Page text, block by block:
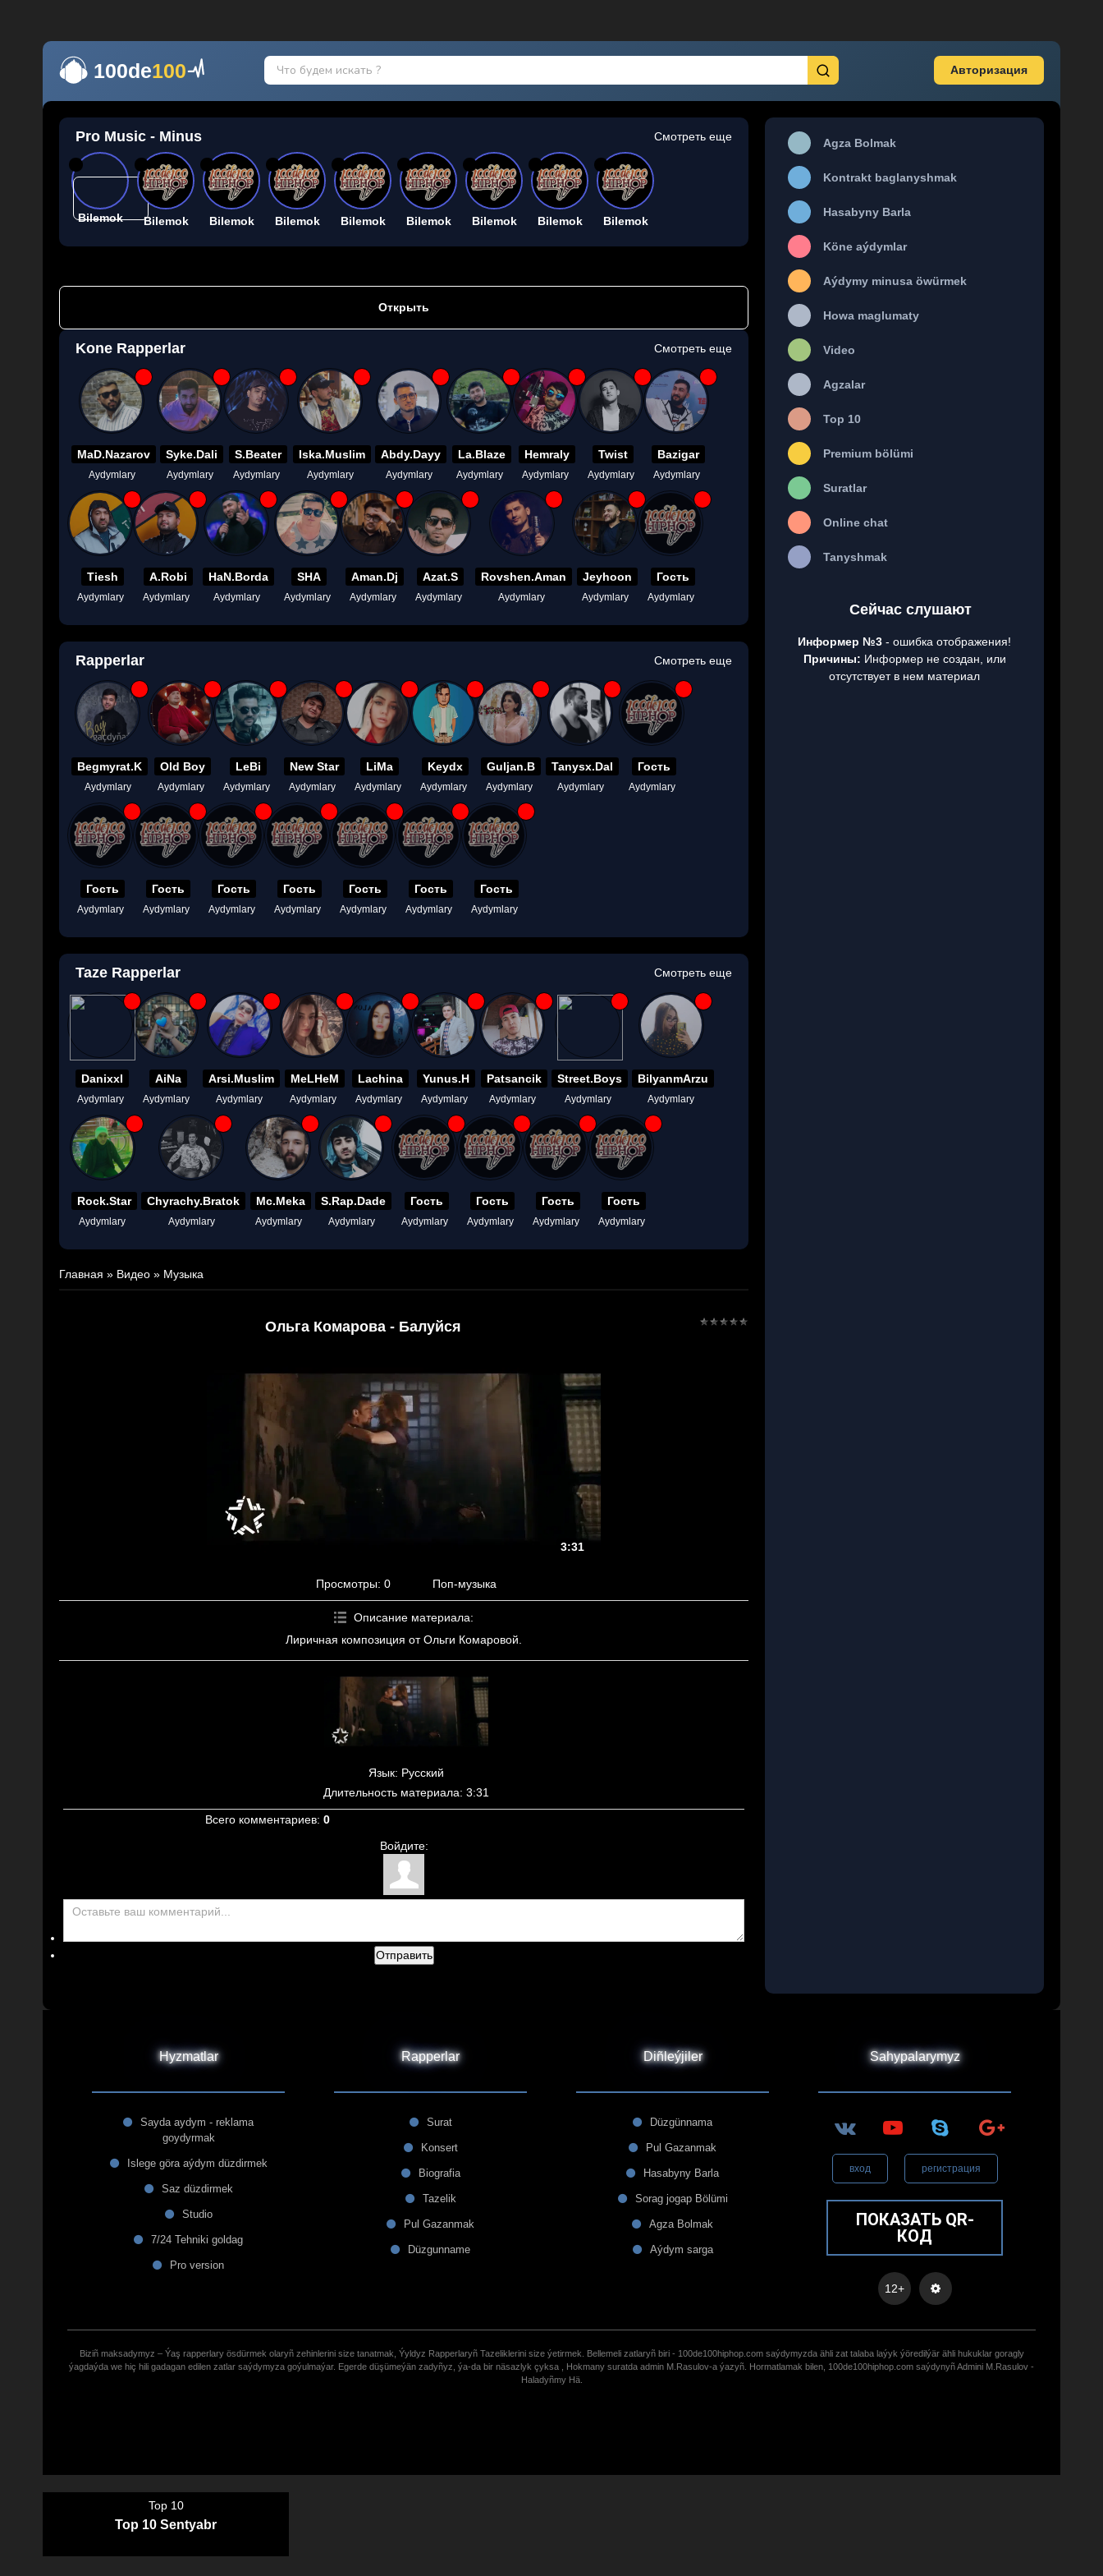
100de100 Авторизация
Pro Music - Minus Смотреть еще
Bilemok Bilemok Bilemok Bilemok Bilemok Bilemok Bilemok Bilemok Bilemok
Открыть
Kone Rapperlar Смотреть еще
MaD.Nazarov
Aydymlary
Syke.Dali
Aydymlary
S.Beater
Aydymlary
Iska.Muslim
Aydymlary
Abdy.Dayy
Aydymlary
La.Blaze
Aydymlary
Hemraly
Aydymlary
Twist
Aydymlary
Bazigar
Aydymlary
Tiesh
Aydymlary
A.Robi
Aydymlary
HaN.Borda
Aydymlary
SHA
Aydymlary
Aman.Dj
Aydymlary
Azat.S
Aydymlary
Rovshen.Aman
Aydymlary
Jeyhoon
Aydymlary
Гость
Aydymlary
Rapperlar Смотреть еще
Begmyrat.K
Aydymlary
Old Boy
Aydymlary
LeBi
Aydymlary
New Star
Aydymlary
LiMa
Aydymlary
Keydx
Aydymlary
Guljan.B
Aydymlary
Tanysx.Dal
Aydymlary
Гость
Aydymlary
Гость
Aydymlary
Гость
Aydymlary
Гость
Aydymlary
Гость
Aydymlary
Гость
Aydymlary
Гость
Aydymlary
Гость
Aydymlary
Taze Rapperlar Смотреть еще
Danixxl
Aydymlary
AiNa
Aydymlary
Arsi.Muslim
Aydymlary
MeLHeM
Aydymlary
Lachina
Aydymlary
Yunus.H
Aydymlary
Patsancik
Aydymlary
Street.Boys
Aydymlary
BilyanmArzu
Aydymlary
Rock.Star
Aydymlary
Chyrachy.Bratok
Aydymlary
Mc.Meka
Aydymlary
S.Rap.Dade
Aydymlary
Гость
Aydymlary
Гость
Aydymlary
Гость
Aydymlary
Гость
Aydymlary
Главная » Видео » Музыка
Ольга Комарова - Балуйся
3:31
Просмотры: 0 Поп-музыка
Описание материала:
Лиричная композиция от Ольги Комаровой.
Язык: Русский
Длительность материала: 3:31
Всего комментариев: 0
Войдите:
Отправить
Agza Bolmak
Kontrakt baglanyshmak
Hasabyny Barla
Köne aýdymlar
Aýdymy minusa öwürmek
Howa maglumaty
Video
Agzalar
Top 10
Premium bölümi
Suratlar
Online chat
Tanyshmak
Сейчас слушают
Информер №3 - ошибка отображения!
Причины: Информер не создан, или
отсутствует в нем материал
Hyzmatlar
Sayda aydym - reklama
goydyrmak
Islege göra aýdym düzdirmek
Saz düzdirmek
Studio
7/24 Tehniki goldag
Pro version
Rapperlar
Surat
Konsert
Biografia
Tazelik
Pul Gazanmak
Düzgunname
Diñleýjiler
Düzgünnama
Pul Gazanmak
Hasabyny Barla
Sorag jogap Bölümi
Agza Bolmak
Aýdym sarga
Sahypalarymyz
вход регистрация
ПОКАЗАТЬ QR-
КОД
12+
Biziñ maksadymyz – Ýaş rapperlary ösdürmek olaryñ zehinlerini size tanatmak, Ýyldyz Rapperlaryñ Tazeliklerini size ýetirmek. Bellemeli zatlaryñ biri - 100de100hiphop.com saýdymyzda ähli zat talaba laýyk ýöredilýär ähli hukuklar goragly
ýagdaýda we hiç hili gadagan edilen zatlar saýdymyza goýulmaýar. Egerde düşümeýän zadyñyz, ýa-da bir näsazlyk çyksa , Hokmany suratda admin M.Rasulov-a ýazyñ. Hormatlamak bilen, 100de100hiphop.com saýdynyñ Admini M.Rasulov -
Haladyñmy Hä.
Top 10
Top 10 Sentyabr